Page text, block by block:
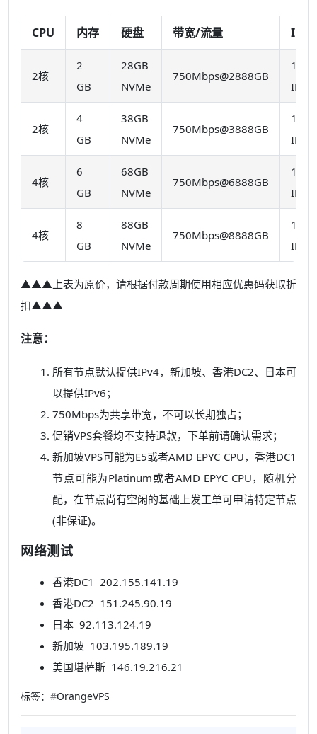
CPU 内存 硬盘 带宽/流量 IP
2核
2
GB
28GB
NVMe
750Mbps@2888GB
1
IPv4
2核
4
GB
38GB
NVMe
750Mbps@3888GB
1
IPv4
4核
6
GB
68GB
NVMe
750Mbps@6888GB
1
IPv4
4核
8
GB
88GB
NVMe
750Mbps@8888GB
1
IPv4
▲▲▲上表为原价，请根据付款周期使用相应优惠码获取折
扣▲▲▲
注意：
所有节点默认提供IPv4，新加坡、香港DC2、日本可
以提供IPv6；
750Mbps为共享带宽，不可以长期独占；
促销VPS套餐均不支持退款，下单前请确认需求；
新加坡VPS可能为E5或者AMD EPYC CPU，香港DC1
节点可能为Platinum或者AMD EPYC CPU，随机分
配，在节点尚有空闲的基础上发工单可申请特定节点
(非保证)。
网络测试
香港DC1 202.155.141.19
香港DC2 151.245.90.19
日本 92.113.124.19
新加坡 103.195.189.19
美国堪萨斯 146.19.216.21
标签： #OrangeVPS